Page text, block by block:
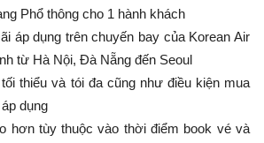
Phổ thông cho 1 hành khách
áp dụng trên chuyến bay của Korean Air
từ Hà Nội, Đà Nẵng đến Seoul
thiểu và tói đa cũng như điều kiện mua
dụng
hơn tùy thuộc vào thời điểm book vé và